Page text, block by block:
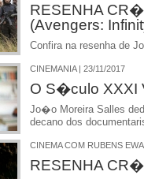
RESENHA
(Avengers:
Confira na resenha de
CINEMANIA | 23/11/2017
O S�culo XXXI
Jo�o Moreira Salles
decano dos
CINEMA COM RUBENS
RESENHA